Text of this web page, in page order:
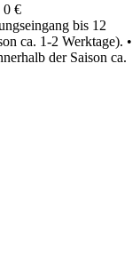
0 €
bis 12
ca. 1-2 Werktage). •
der Saison ca.